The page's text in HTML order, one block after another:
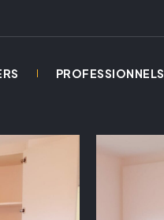
PROFESSIONNELS